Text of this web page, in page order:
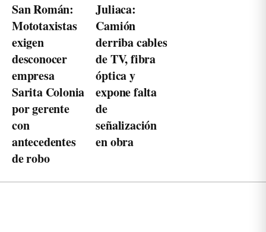
San Román:
Mototaxistas
exigen
desconocer
empresa
Sarita Colonia
por gerente
con
antecedentes
de robo
Juliaca:
Camión
derriba cables
de TV, fibra
óptica y
expone falta
de
señalización
en obra